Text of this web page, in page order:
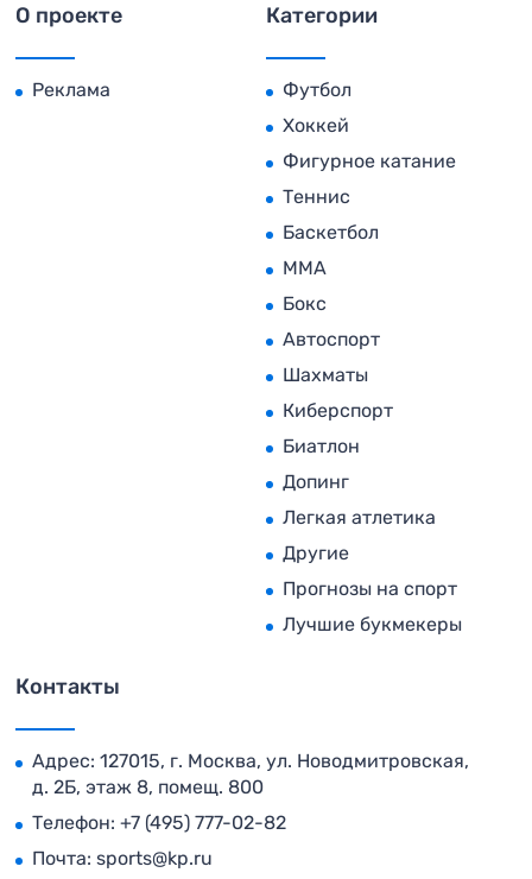
О проекте
Реклама
Категории
Футбол
Хоккей
Фигурное катание
Теннис
Баскетбол
MMA
Бокс
Автоспорт
Шахматы
Киберспорт
Биатлон
Допинг
Легкая атлетика
Другие
Прогнозы на спорт
Лучшие букмекеры
Контакты
Адрес: 127015, г. Москва, ул. Новодмитровская,
д. 2Б, этаж 8, помещ. 800
Телефон: +7 (495) 777-02-82
Почта: sports@kp.ru